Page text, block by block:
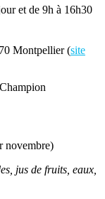
et de 9h à 16h30
Montpellier (site
novembre)
jus de fruits, eaux,